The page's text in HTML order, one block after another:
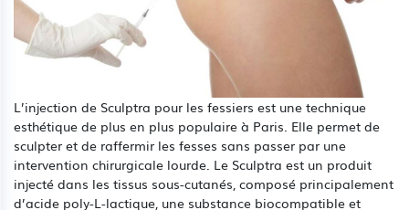
L’injection de Sculptra pour les fessiers est une technique
esthétique de plus en plus populaire à Paris. Elle permet de
sculpter et de raffermir les fesses sans passer par une
intervention chirurgicale lourde. Le Sculptra est un produit
injecté dans les tissus sous-cutanés, composé principalement
d’acide poly-L-lactique, une substance biocompatible et